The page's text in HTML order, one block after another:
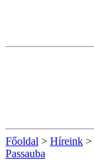
Főoldal > Híreink >
Passauba